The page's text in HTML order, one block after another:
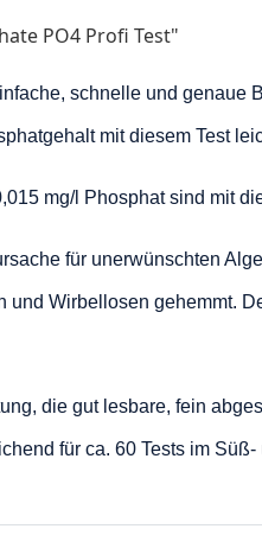
PO4 Profi Test"
schnelle und
mit diesem Test
mg/l Phosphat sind mit
für unerwünschten
und Wirbellosen gehemmt.
die gut lesbare, fein
für ca. 60 Tests im Süß-